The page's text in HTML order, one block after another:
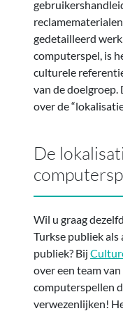
gedetailleerd
computerspel, is
culturele
van de doelgroep.
over de
De
Wil u graag
Turkse publiek
publiek? Bij
over een team
computerspellen
verwezenlijken!